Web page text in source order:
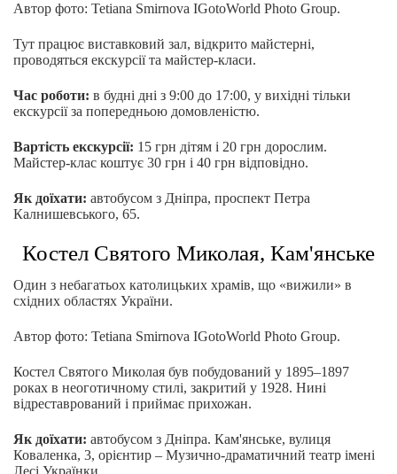
Автор фото: Tetiana Smirnova IGotoWorld Photo Group.
Тут працює виставковий зал, відкрито майстерні,
проводяться екскурсії та майстер-класи.
Час роботи: в будні дні з 9:00 до 17:00, у вихідні тільки
екскурсії за попередньою домовленістю.
Вартість екскурсії: 15 грн дітям і 20 грн дорослим.
Майстер-клас коштує 30 грн і 40 грн відповідно.
Як доїхати: автобусом з Дніпра, проспект Петра
Калнишевського, 65.
Костел Святого Миколая, Кам'янське
Один з небагатьох католицьких храмів, що «вижили» в
східних областях України.
Автор фото: Tetiana Smirnova IGotoWorld Photo Group.
Костел Святого Миколая був побудований у 1895–1897
роках в неоготичному стилі, закритий у 1928. Нині
відреставрований і приймає прихожан.
Як доїхати: автобусом з Дніпра. Кам'янське, вулиця
Коваленка, 3, орієнтир – Музично-драматичний театр імені
Лесі Українки.